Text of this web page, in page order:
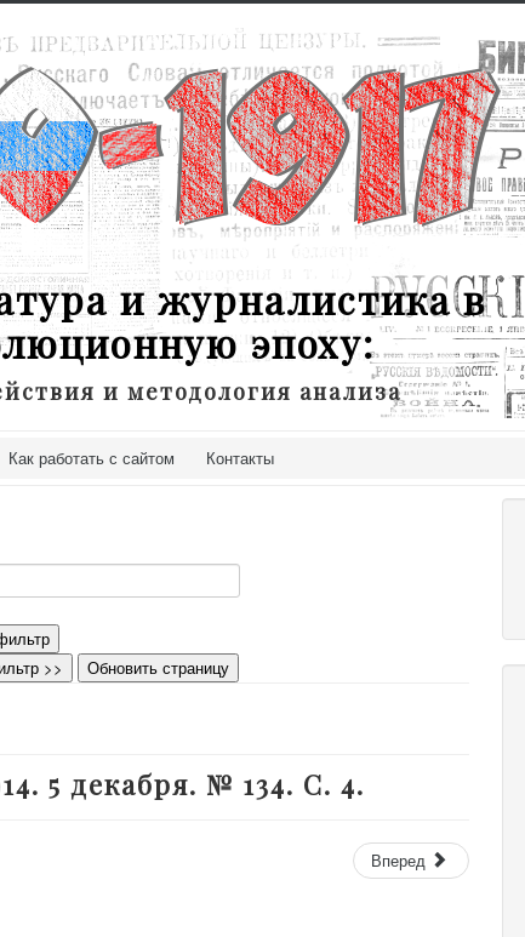
и журналистика в
эпоху:
и методология анализа
Как работать с сайтом Контакты
Сбросить фильтр >>
Обновить страницу
5 декабря. № 134. С. 4.
Вперед